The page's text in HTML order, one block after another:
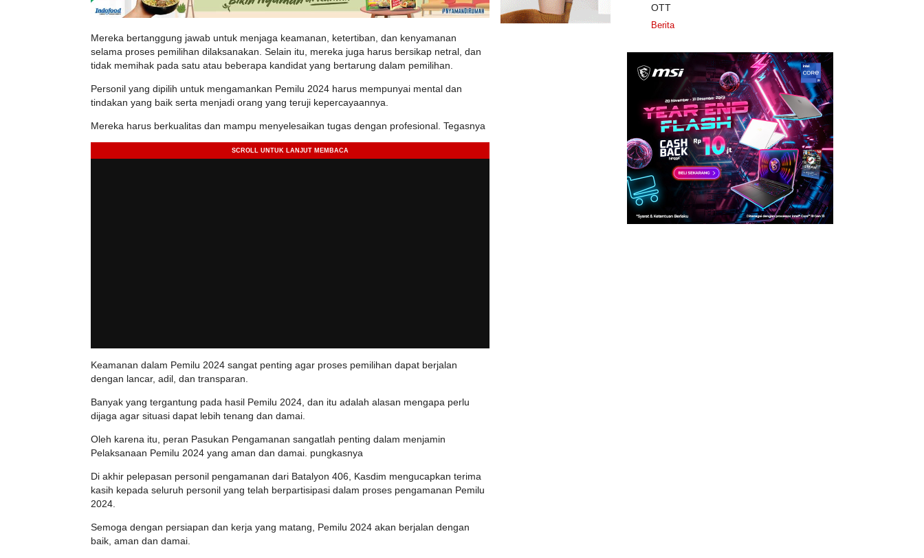
Mereka bertanggung jawab untuk menjaga keamanan, ketertiban, dan kenyamanan
selama proses pemilihan dilaksanakan. Selain itu, mereka juga harus bersikap netral, dan
tidak memihak pada satu atau beberapa kandidat yang bertarung dalam pemilihan.
Personil yang dipilih untuk mengamankan Pemilu 2024 harus mempunyai mental dan
tindakan yang baik serta menjadi orang yang teruji kepercayaannya.
Mereka harus berkualitas dan mampu menyelesaikan tugas dengan profesional. Tegasnya
Keamanan dalam Pemilu 2024 sangat penting agar proses pemilihan dapat berjalan
dengan lancar, adil, dan transparan.
Banyak yang tergantung pada hasil Pemilu 2024, dan itu adalah alasan mengapa perlu
dijaga agar situasi dapat lebih tenang dan damai.
Oleh karena itu, peran Pasukan Pengamanan sangatlah penting dalam menjamin
Pelaksanaan Pemilu 2024 yang aman dan damai. pungkasnya
Di akhir pelepasan personil pengamanan dari Batalyon 406, Kasdim mengucapkan terima
kasih kepada seluruh personil yang telah berpartisipasi dalam proses pengamanan Pemilu
2024.
Semoga dengan persiapan dan kerja yang matang, Pemilu 2024 akan berjalan dengan
baik, aman dan damai.
OTT
Berita